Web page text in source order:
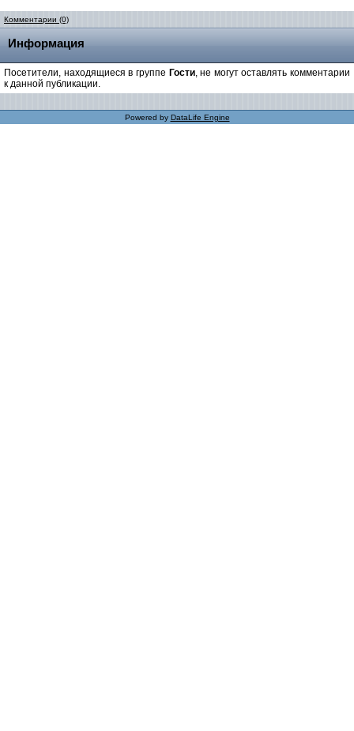
Комментарии (0)
Информация
Посетители, находящиеся в группе Гости, не могут оставлять комментарии
к данной публикации.
Powered by DataLife Engine